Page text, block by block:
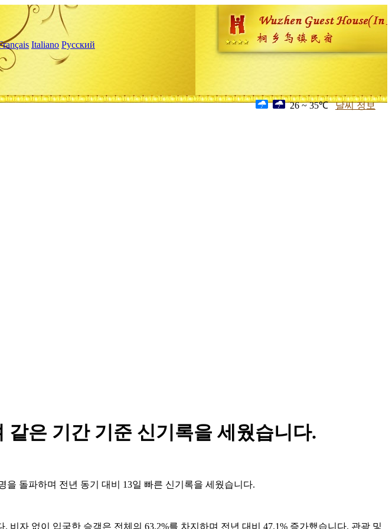
Italiano Русский
26 ~ 35℃ 날씨 정보
은 기간 기준 신기록을 세웠습니다.
을 돌파하며 전년 동기 대비 13일 빠른 신기록을 세웠습니다.
자 없이 입국한 승객은 전체의 63.2%를 차지하며 전년 대비 47.1% 증가했습니다. 관광 및